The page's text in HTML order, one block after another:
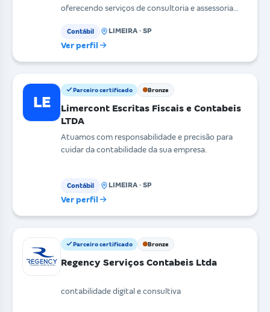
oferecendo serviços de consultoria e assessoria
Contábil LIMEIRA · SP
Ver perfil
LE
Parceiro certificado Bronze
Limercont Escritas Fiscais e Contabeis
LTDA
Atuamos com responsabilidade e precisão para
cuidar da contabilidade da sua empresa.
Contábil LIMEIRA · SP
Ver perfil
Parceiro certificado Bronze
Regency Serviços Contabeis Ltda
contabilidade digital e consultiva